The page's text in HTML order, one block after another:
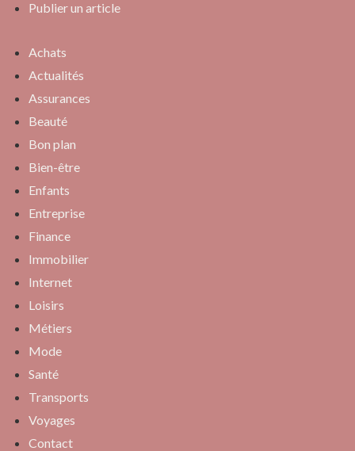
Publier un article
Achats
Actualités
Assurances
Beauté
Bon plan
Bien-être
Enfants
Entreprise
Finance
Immobilier
Internet
Loisirs
Métiers
Mode
Santé
Transports
Voyages
Contact